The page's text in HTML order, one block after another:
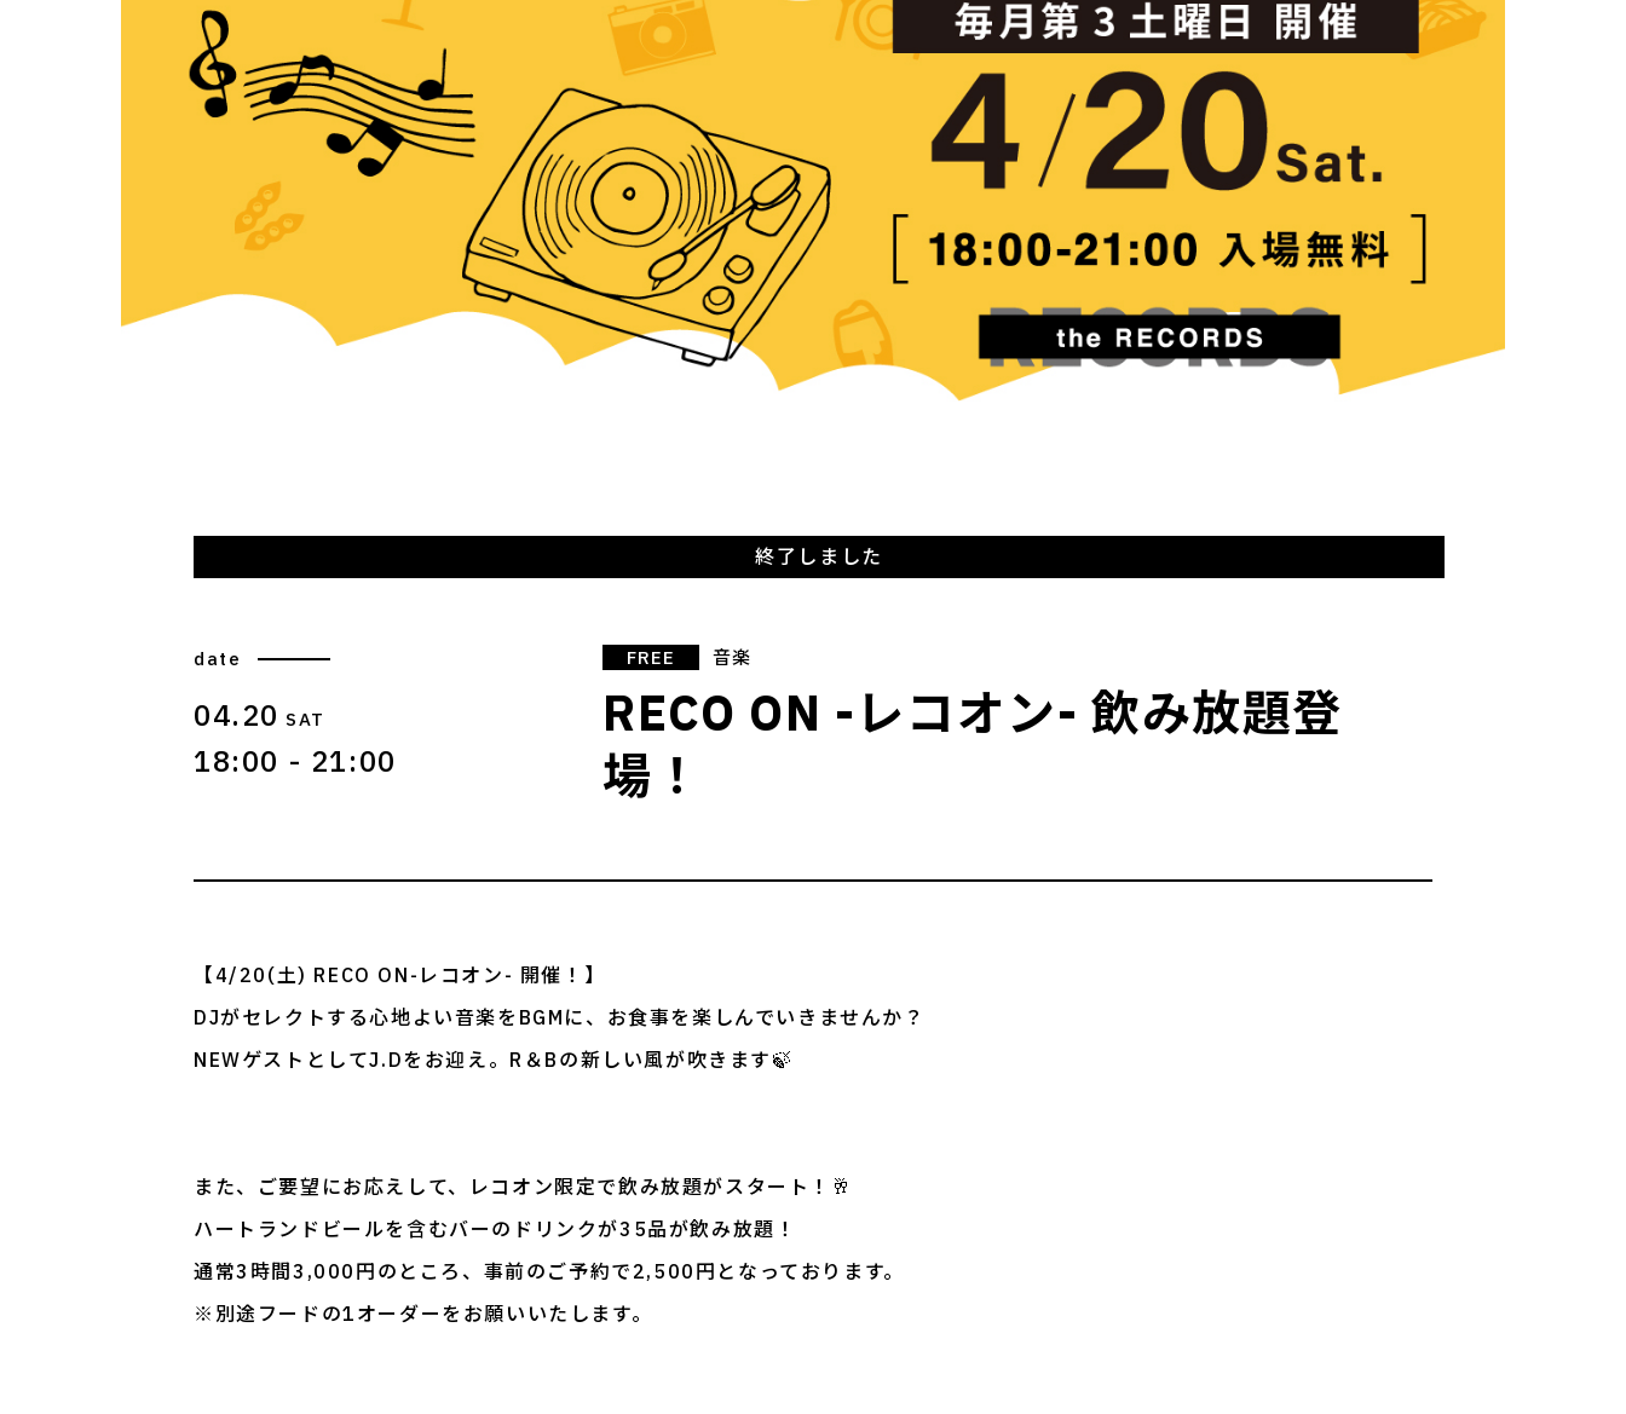
終了しました
date
04.20 SAT
18:00 - 21:00
FREE 音楽
RECO ON -レコオン- 飲み放題登
場！
【4/20(土) RECO ON-レコオン- 開催！】
DJがセレクトする心地よい音楽をBGMに、お食事を楽しんでいきませんか？
NEWゲストとしてJ.Dをお迎え。R＆Bの新しい風が吹きます🍃
また、ご要望にお応えして、レコオン限定で飲み放題がスタート！🥂
ハートランドビールを含むバーのドリンクが35品が飲み放題！
通常3時間3,000円のところ、事前のご予約で2,500円となっております。
※別途フードの1オーダーをお願いいたします。